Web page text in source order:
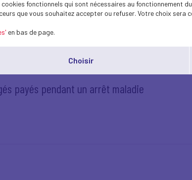
payés pendant un arrêt maladie
fonctionnels qui sont nécessaires au fonctionnement
que vous souhaitez accepter ou refuser. Votre choix sera
en bas de page.
Choisir